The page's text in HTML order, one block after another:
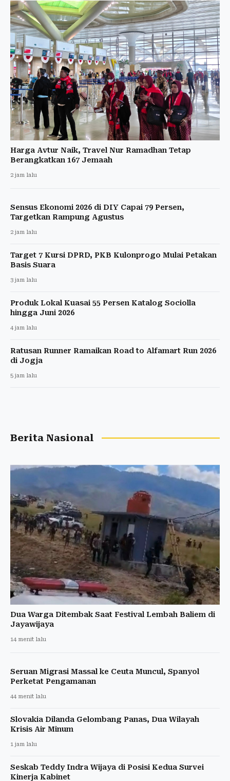
Harga Avtur Naik, Travel Nur Ramadhan Tetap
Berangkatkan 167 Jemaah
2 jam lalu
Sensus Ekonomi 2026 di DIY Capai 79 Persen,
Targetkan Rampung Agustus
2 jam lalu
Target 7 Kursi DPRD, PKB Kulonprogo Mulai Petakan
Basis Suara
3 jam lalu
Produk Lokal Kuasai 55 Persen Katalog Sociolla
hingga Juni 2026
4 jam lalu
Ratusan Runner Ramaikan Road to Alfamart Run 2026
di Jogja
5 jam lalu
Berita Nasional
Dua Warga Ditembak Saat Festival Lembah Baliem di
Jayawijaya
14 menit lalu
Seruan Migrasi Massal ke Ceuta Muncul, Spanyol
Perketat Pengamanan
44 menit lalu
Slovakia Dilanda Gelombang Panas, Dua Wilayah
Krisis Air Minum
1 jam lalu
Seskab Teddy Indra Wijaya di Posisi Kedua Survei
Kinerja Kabinet